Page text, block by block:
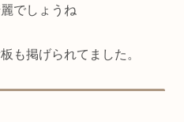
でしょうね
も掲げられてました。